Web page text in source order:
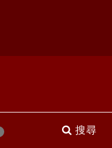
搜尋